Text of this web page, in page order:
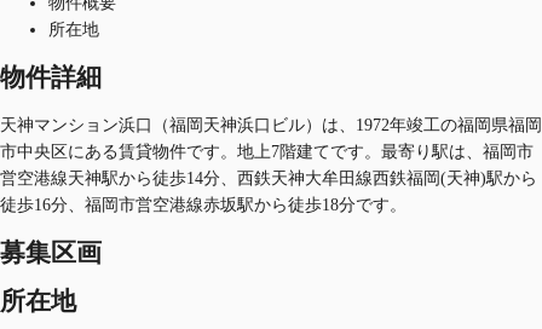
所在地
物件詳細
天神マンション浜口（福岡天神浜口ビル）は、1972年竣工の福岡県福岡
市中央区にある賃貸物件です。地上7階建てです。最寄り駅は、福岡市
営空港線天神駅から徒歩14分、西鉄天神大牟田線西鉄福岡(天神)駅から
徒歩16分、福岡市営空港線赤坂駅から徒歩18分です。
募集区画
所在地